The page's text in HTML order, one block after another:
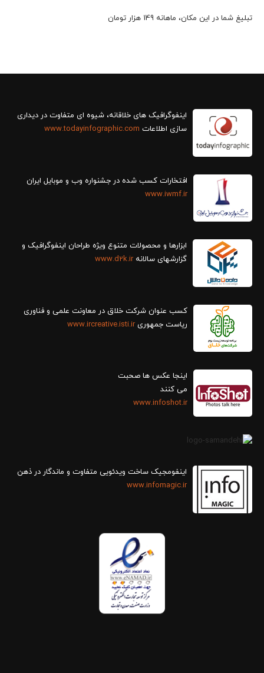
تبلیغ شما در این مکان، ماهانه 149 هزار تومان
سازی اطلاعات www.todayinfographic.com
افتخارات کسب شده در جشنواره وب و موبایل ایران
www.iwmf.ir
ابزارها و محصولات متنوع ویژه طراحان اینفوگرافیک و
گزارش‎های سالانه
www.d2k.ir
کسب عنوان شرکت خلاق در معاونت علمی و فناوری
ریاست جمهوریwww.ircreative.isti.ir
اینجا عکس ها صحبت
می کنند
www.infoshot.ir
اینفومجیک ساخت ویدئویی متفاوت و ماندگار در ذهن
www.infomagic.ir